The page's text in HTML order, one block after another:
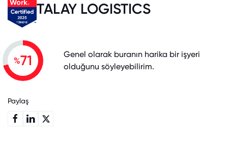
TALAY LOGISTICS
%71
Genel olarak buranın harika bir işyeri
olduğunu söyleyebilirim.
Paylaş